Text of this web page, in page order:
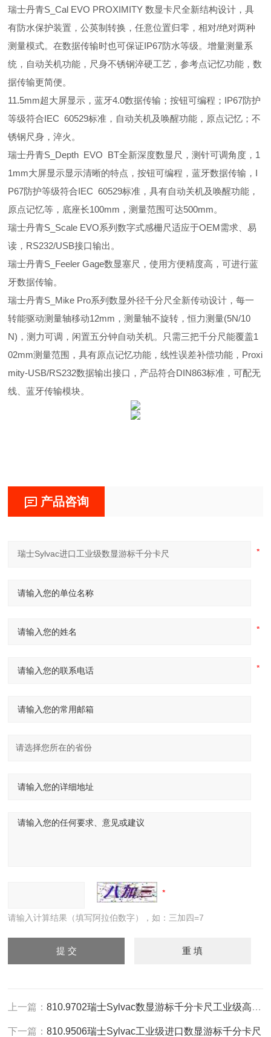
瑞士丹青S_Cal EVO PROXIMITY 数显卡尺全新结构设计，具
有防水保护装置，公英制转换，任意位置归零，相对/绝对两种
测量模式。在数据传输时也可保证IP67防水等级。增量测量系
统，自动关机功能，尺身不锈钢淬硬工艺，参考点记忆功能，数
据传输更简便。
11.5mm超大屏显示，蓝牙4.0数据传输；按钮可编程；IP67防护
等级符合IEC 60529标准，自动关机及唤醒功能，原点记忆；不
锈钢尺身，淬火。
瑞士丹青S_Depth EVO BT全新深度数显尺，测针可调角度，1
1mm大屏显示显示清晰的特点，按钮可编程，蓝牙数据传输，I
P67防护等级符合IEC 60529标准，具有自动关机及唤醒功能，
原点记忆等，底座长100mm，测量范围可达500mm。
瑞士丹青S_Scale EVO系列数字式感栅尺适应于OEM需求、易
读，RS232/USB接口输出。
瑞士丹青S_Feeler Gage数显塞尺，使用方便精度高，可进行蓝
牙数据传输。
瑞士丹青S_Mike Pro系列数显外径千分尺全新传动设计，每一
转能驱动测量轴移动12mm，测量轴不旋转，恒力测量(5N/10
N)，测力可调，闲置五分钟自动关机。只需三把千分尺能覆盖1
02mm测量范围，具有原点记忆功能，线性误差补偿功能，Proxi
mity-USB/RS232数据输出接口，产品符合DIN863标准，可配无
线、蓝牙传输模块。
产品咨询
请输入计算结果（填写阿拉伯数字），如：三加四=7
上一篇：810.9702瑞士Sylvac数显游标千分卡尺工业级高精度
下一篇：810.9506瑞士Sylvac工业级进口数显游标千分卡尺